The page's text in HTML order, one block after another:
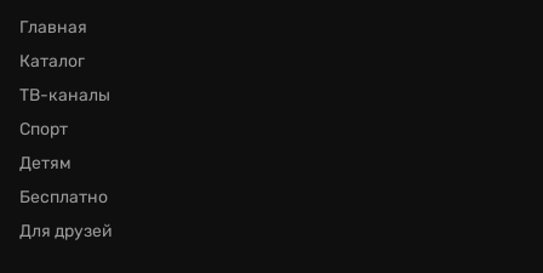
Главная
Каталог
ТВ-каналы
Спорт
Детям
Бесплатно
Для друзей